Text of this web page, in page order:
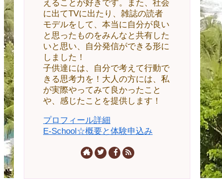
えることが好きです。また、社会
に出てTVに出たり、雑誌の読者
モデルをして、本当に自分が良い
と思ったものをみんなと共有した
いと思い、自分発信ができる形に
しました！
子供達には、自分で考えて行動で
きる思考力を！大人の方には、私
が実際やってみて良かったこと
や、感じたことを提供します！
プロフィール詳細
E-School☆概要と体験申込み